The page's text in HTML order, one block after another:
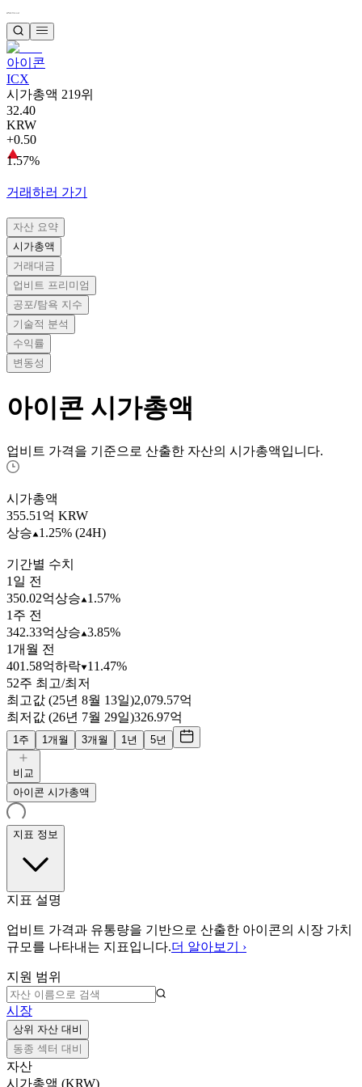
아이콘
ICX
시가총액 219위
32.40
KRW
+0.50
1.57%
거래하러 가기
자산 요약
시가총액
거래대금
업비트 프리미엄
공포/탐욕 지수
기술적 분석
수익률
변동성
아이콘 시가총액
업비트 가격을 기준으로 산출한 자산의 시가총액입니다.
시가총액
355.51 억 KRW
상승 1.25% (24H)
기간별 수치
1일 전
350.02억상승 1.57%
1주 전
342.33억상승 3.85%
1개월 전
401.58억하락 11.47%
52주 최고/최저
최고값 (25년 8월 13일)2,079.57억
최저값 (26년 7월 29일)326.97억
1주 1개월 3개월 1년 5년
비교
아이콘 시가총액
지표 정보
지표 설명
업비트 가격과 유통량을 기반으로 산출한 아이콘의 시장 가치
규모를 나타내는 지표입니다.더 알아보기 ›
지원 범위
시장
상위 자산 대비
동종 섹터 대비
자산
시가총액 (KRW)